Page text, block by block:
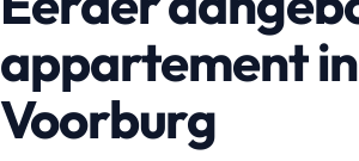
appartement in
Voorburg